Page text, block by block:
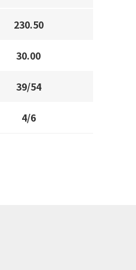
230.50
30.00
39/54
4/6